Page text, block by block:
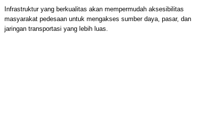
Infrastruktur yang berkualitas akan mempermudah aksesibilitas
masyarakat pedesaan untuk mengakses sumber daya, pasar, dan
jaringan transportasi yang lebih luas.